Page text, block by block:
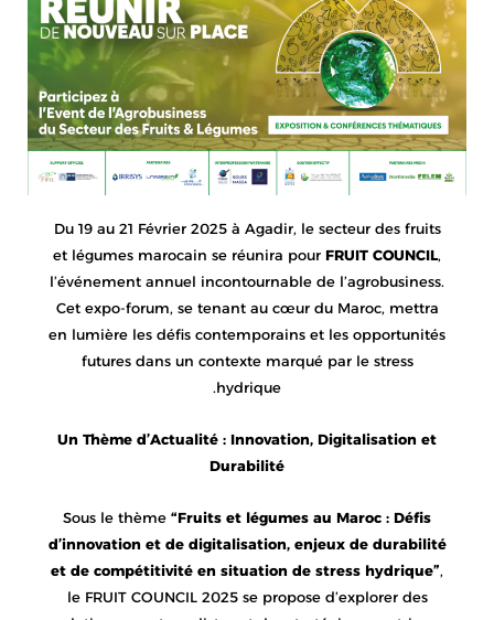
Du 19 au 21 Février 2025 à Agadir, le secteur des fruits
et légumes marocain se réunira pour FRUIT COUNCIL,
l’événement annuel incontournable de l’agrobusiness.
Cet expo-forum, se tenant au cœur du Maroc, mettra
en lumière les défis contemporains et les opportunités
futures dans un contexte marqué par le stress
hydrique.
Un Thème d’Actualité : Innovation, Digitalisation et
Durabilité
Sous le thème “Fruits et légumes au Maroc : Défis
d’innovation et de digitalisation, enjeux de durabilité
et de compétitivité en situation de stress hydrique”,
le FRUIT COUNCIL 2025 se propose d’explorer des